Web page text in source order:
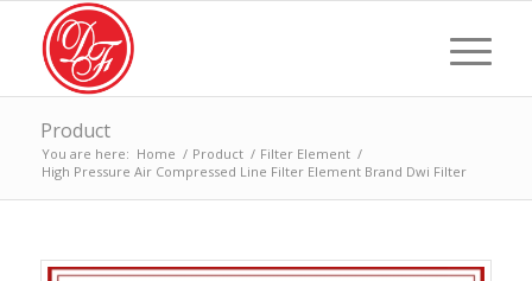
Product
You are here: Home / Product / Filter Element /
High Pressure Air Compressed Line Filter Element Brand Dwi Filter